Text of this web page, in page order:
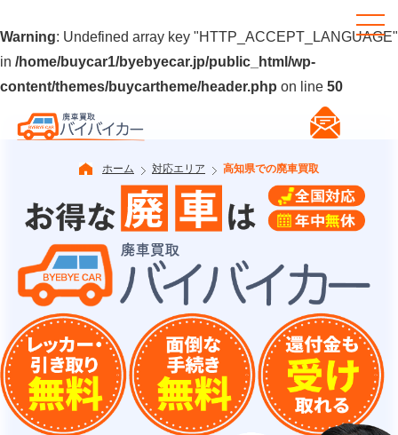
Warning: Undefined array key "HTTP_ACCEPT_LANGUAGE"
in /home/buycar1/byebyecar.jp/public_html/wp-
content/themes/buycartheme/header.php on line 50
ホーム 対応エリア 高知県での廃車買取